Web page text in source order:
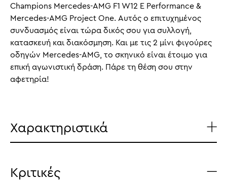
Champions Mercedes-AMG F1 W12 E Performance &
Mercedes-AMG Project One. Αυτός ο επιτυχημένος
συνδυασμός είναι τώρα δικός σου για συλλογή,
κατασκευή και διακόσμηση. Και με τις 2 μίνι φιγούρες
οδηγών Mercedes-AMG, το σκηνικό είναι έτοιμο για
επική αγωνιστική δράση. Πάρε τη θέση σου στην
αφετηρία!
Χαρακτηριστικά
Κριτικές